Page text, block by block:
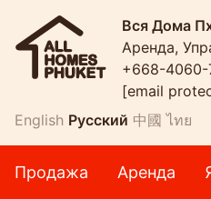
Вся Дома
Аренда,
+668-4060-
[email
English Русский 中國 ไทย
Продажа Аренда